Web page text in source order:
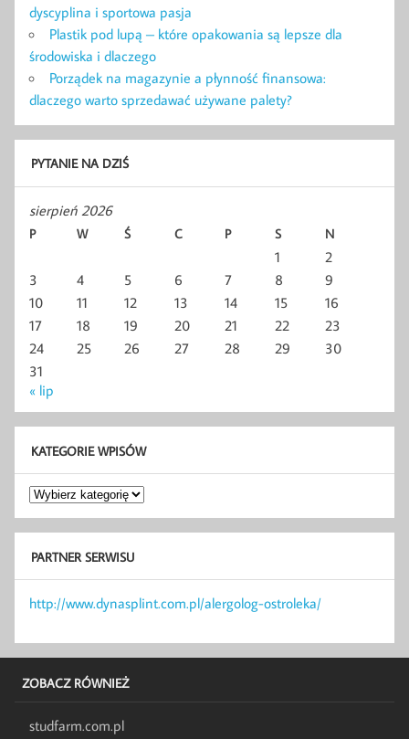
dyscyplina i sportowa pasja
Plastik pod lupą – które opakowania są lepsze dla
środowiska i dlaczego
Porządek na magazynie a płynność finansowa:
dlaczego warto sprzedawać używane palety?
PYTANIE NA DZIŚ
sierpień 2026
P W Ś C P S N
1
2
3
4 5 6 7 8
9
10
11 12 13 14 15
16
17
18 19 20 21 22
23
24
25 26 27 28 29
30
31
« lip
KATEGORIE WPISÓW
Kategorie
wpisów
PARTNER SERWISU
http://www.dynasplint.com.pl/alergolog-ostroleka/
ZOBACZ RÓWNIEŻ
studfarm.com.pl